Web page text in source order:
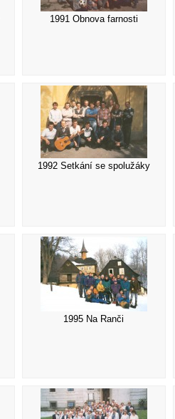
1991 Obnova farnosti
1992 Setkání se spolužáky
1995 Na Ranči